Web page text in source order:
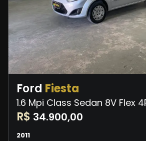
Ford Fiesta
1.6 Mpi Class Sedan 8V Flex
R$ 34.900,00
2011